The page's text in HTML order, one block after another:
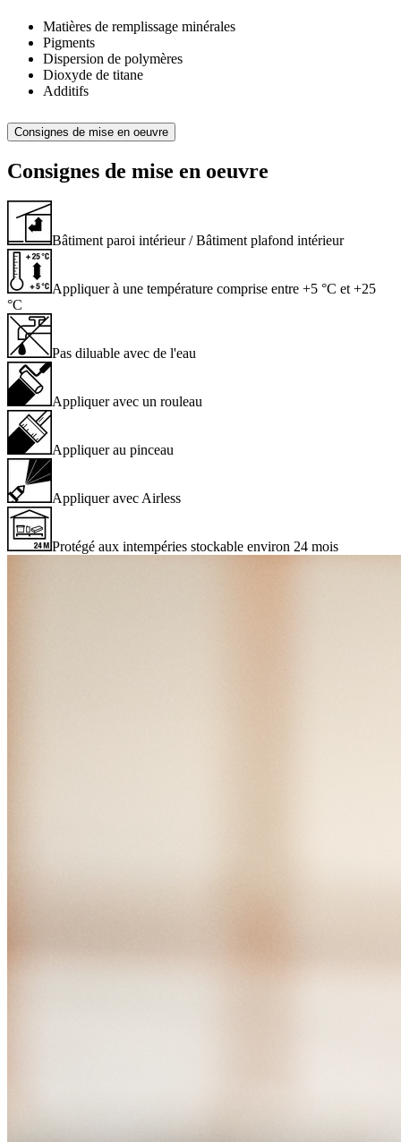
Matières de remplissage minérales
Pigments
Dispersion de polymères
Dioxyde de titane
Additifs
Consignes de mise en oeuvre
Consignes de mise en oeuvre
Bâtiment paroi intérieur / Bâtiment plafond intérieur
Appliquer à une température comprise entre +5 °C et +25
°C
Pas diluable avec de l'eau
Appliquer avec un rouleau
Appliquer au pinceau
Appliquer avec Airless
Protégé aux intempéries stockable environ 24 mois